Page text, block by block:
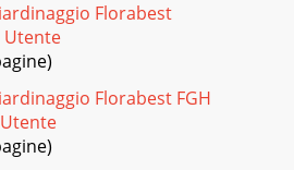
Florabest
Utente
Florabest FGH